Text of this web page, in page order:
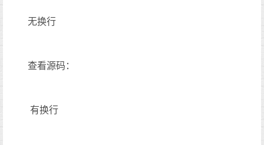
无换行
查看源码：
有换行